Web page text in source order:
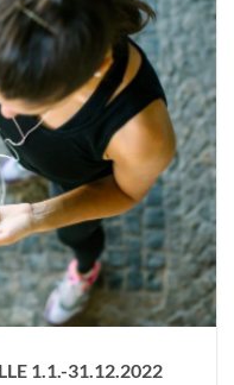
1.1.-31.12.2022